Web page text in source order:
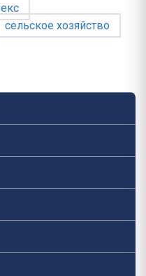
сельское хозяйство